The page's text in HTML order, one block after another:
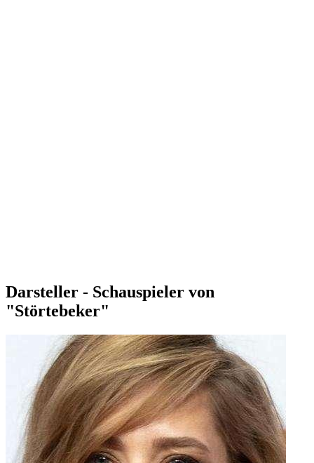
Darsteller - Schauspieler von
"Störtebeker"